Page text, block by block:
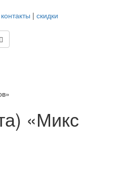
контакты | скидки
«Микс